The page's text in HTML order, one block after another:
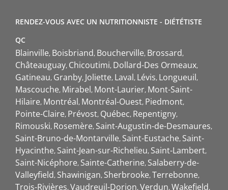
RENDEZ-VOUS AVEC UN NUTRITIONNISTE - DIÉTÉTISTE
QC
Blainville Boisbriand Boucherville Brossard
Châteauguay Chicoutimi Dollard-Des Ormeaux
Gatineau Granby Joliette Laval Lévis Longueuil
Mascouche Mirabel Mont-Laurier Mont-Saint-
Hilaire Montréal Montréal-Ouest Piedmont
Pointe-Claire Prévost Québec Repentigny
Rimouski Rosemère Saint-Augustin-de-Desmaures
Saint-Bruno-de-Montarville Saint-Eustache Saint-
Hyacinthe Saint-Jean-sur-Richelieu Saint-Lambert
Saint-Nicéphore Sainte-Catherine Salaberry-de-
Valleyfield Shawinigan Sherbrooke Terrebonne
Trois-Rivières Vaudreuil-Dorion Verdun Wakefield